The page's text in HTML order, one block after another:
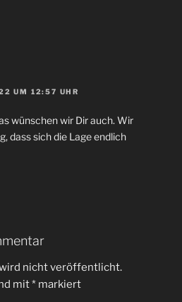
UM 12:57 UHR
wünschen wir Dir auch. Wir
dass sich die Lage endlich
nicht veröffentlicht.
mit* markiert